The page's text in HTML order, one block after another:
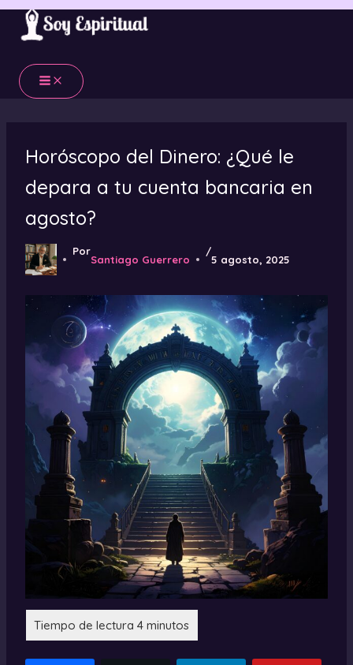
Ir
contenido
Horóscopo del Dinero: ¿Qué le
depara a tu cuenta bancaria en
agosto?
Por
Santiago Guerrero
/
5 agosto, 2025